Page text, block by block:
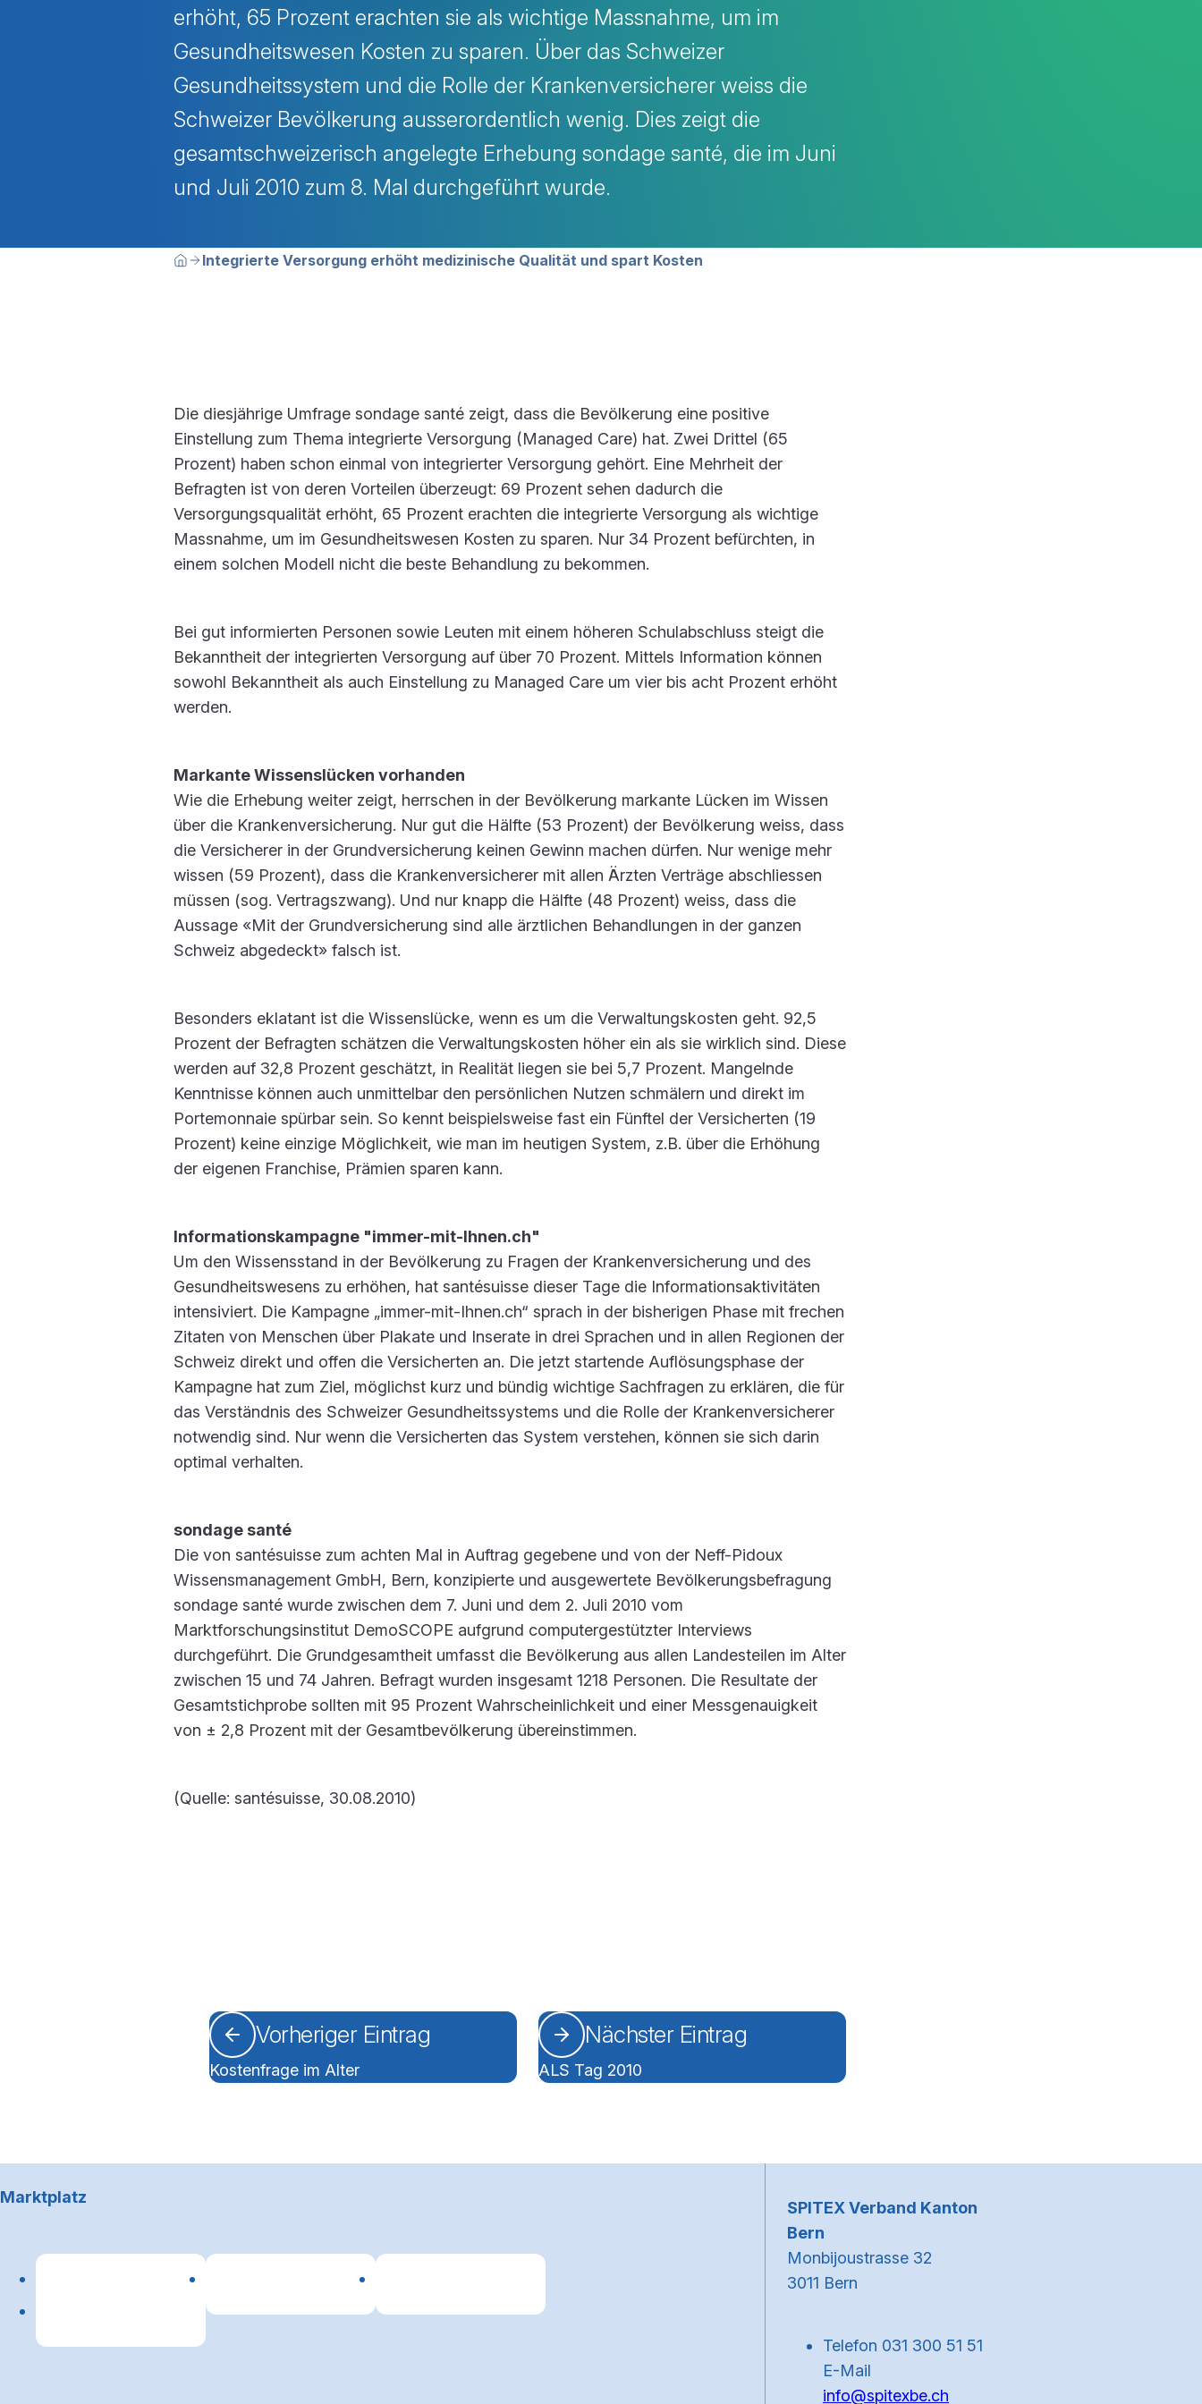
erhöht, 65 Prozent erachten sie als wichtige Massnahme, um im
Gesundheitswesen Kosten zu sparen. Über das Schweizer
Gesundheitssystem und die Rolle der Krankenversicherer weiss die
Schweizer Bevölkerung ausserordentlich wenig. Dies zeigt die
gesamtschweizerisch angelegte Erhebung sondage santé, die im Juni
und Juli 2010 zum 8. Mal durchgeführt wurde.
Breadcrumbnavigation
Sie befinden sich hier:
HomeIntegrierte Versorgung erhöht medizinische Qualität und spart Kosten
Die diesjährige Umfrage sondage santé zeigt, dass die Bevölkerung eine positive
Einstellung zum Thema integrierte Versorgung (Managed Care) hat. Zwei Drittel (65
Prozent) haben schon einmal von integrierter Versorgung gehört. Eine Mehrheit der
Befragten ist von deren Vorteilen überzeugt: 69 Prozent sehen dadurch die
Versorgungsqualität erhöht, 65 Prozent erachten die integrierte Versorgung als wichtige
Massnahme, um im Gesundheitswesen Kosten zu sparen. Nur 34 Prozent befürchten, in
einem solchen Modell nicht die beste Behandlung zu bekommen.
Bei gut informierten Personen sowie Leuten mit einem höheren Schulabschluss steigt die
Bekanntheit der integrierten Versorgung auf über 70 Prozent. Mittels Information können
sowohl Bekanntheit als auch Einstellung zu Managed Care um vier bis acht Prozent erhöht
werden.
Markante Wissenslücken vorhanden
Wie die Erhebung weiter zeigt, herrschen in der Bevölkerung markante Lücken im Wissen
über die Krankenversicherung. Nur gut die Hälfte (53 Prozent) der Bevölkerung weiss, dass
die Versicherer in der Grundversicherung keinen Gewinn machen dürfen. Nur wenige mehr
wissen (59 Prozent), dass die Krankenversicherer mit allen Ärzten Verträge abschliessen
müssen (sog. Vertragszwang). Und nur knapp die Hälfte (48 Prozent) weiss, dass die
Aussage «Mit der Grundversicherung sind alle ärztlichen Behandlungen in der ganzen
Schweiz abgedeckt» falsch ist.
Besonders eklatant ist die Wissenslücke, wenn es um die Verwaltungskosten geht. 92,5
Prozent der Befragten schätzen die Verwaltungskosten höher ein als sie wirklich sind. Diese
werden auf 32,8 Prozent geschätzt, in Realität liegen sie bei 5,7 Prozent. Mangelnde
Kenntnisse können auch unmittelbar den persönlichen Nutzen schmälern und direkt im
Portemonnaie spürbar sein. So kennt beispielsweise fast ein Fünftel der Versicherten (19
Prozent) keine einzige Möglichkeit, wie man im heutigen System, z.B. über die Erhöhung
der eigenen Franchise, Prämien sparen kann.
Informationskampagne "immer-mit-Ihnen.ch"
Um den Wissensstand in der Bevölkerung zu Fragen der Krankenversicherung und des
Gesundheitswesens zu erhöhen, hat santésuisse dieser Tage die Informationsaktivitäten
intensiviert. Die Kampagne „immer-mit-Ihnen.ch“ sprach in der bisherigen Phase mit frechen
Zitaten von Menschen über Plakate und Inserate in drei Sprachen und in allen Regionen der
Schweiz direkt und offen die Versicherten an. Die jetzt startende Auflösungsphase der
Kampagne hat zum Ziel, möglichst kurz und bündig wichtige Sachfragen zu erklären, die für
das Verständnis des Schweizer Gesundheitssystems und die Rolle der Krankenversicherer
notwendig sind. Nur wenn die Versicherten das System verstehen, können sie sich darin
optimal verhalten.
sondage santé
Die von santésuisse zum achten Mal in Auftrag gegebene und von der Neff-Pidoux
Wissensmanagement GmbH, Bern, konzipierte und ausgewertete Bevölkerungsbefragung
sondage santé wurde zwischen dem 7. Juni und dem 2. Juli 2010 vom
Marktforschungsinstitut DemoSCOPE aufgrund computergestützter Interviews
durchgeführt. Die Grundgesamtheit umfasst die Bevölkerung aus allen Landesteilen im Alter
zwischen 15 und 74 Jahren. Befragt wurden insgesamt 1218 Personen. Die Resultate der
Gesamtstichprobe sollten mit 95 Prozent Wahrscheinlichkeit und einer Messgenauigkeit
von ± 2,8 Prozent mit der Gesamtbevölkerung übereinstimmen.
(Quelle: santésuisse, 30.08.2010)
Vorheriger Eintrag
Kostenfrage im Alter
Nächster Eintrag
ALS Tag 2010
Marktplatz
~Kontaktinformationen
SPITEX Verband Kanton
Bern
Monbijoustrasse 32
3011 Bern
Telefon 031 300 51 51
E-Mail
info@spitexbe.ch